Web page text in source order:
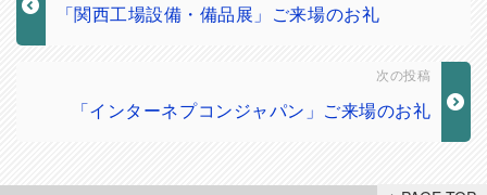
「関西工場設備・備品展」ご来場のお礼
次の投稿
「インターネプコンジャパン」ご来場のお礼